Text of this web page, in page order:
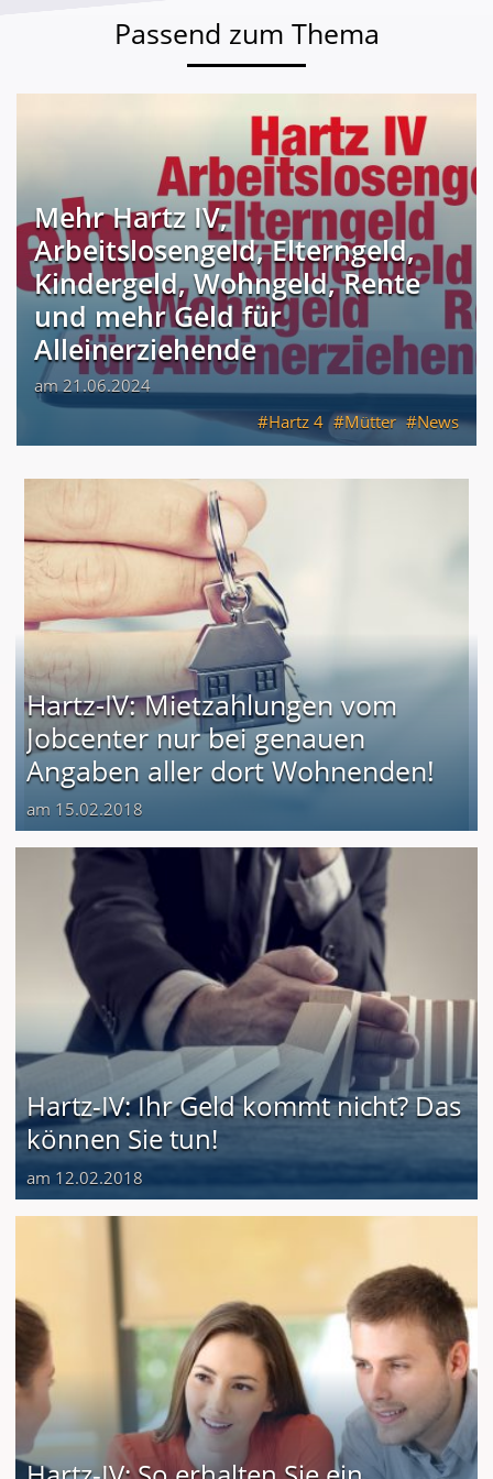
Passend zum Thema
Mehr Hartz IV,
Arbeitslosengeld, Elterngeld,
Kindergeld, Wohngeld, Rente
und mehr Geld für
Alleinerziehende
am 21.06.2024
Hartz 4
Mütter News
Hartz-IV: Mietzahlungen vom
Jobcenter nur bei genauen
Angaben aller dort Wohnenden!
am 15.02.2018
Hartz-IV: Ihr Geld kommt nicht? Das
können Sie tun!
am 12.02.2018